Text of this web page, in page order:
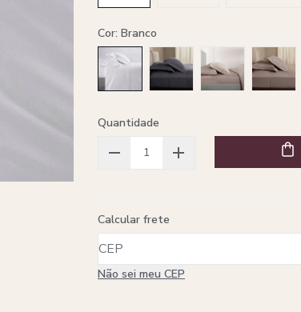
Cor: Branco
Quantidade
Calcular frete
Não sei meu CEP